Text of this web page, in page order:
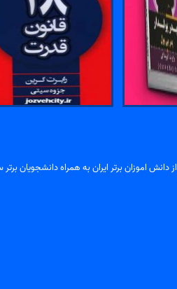
اموزان برتر ایران به همراه دانشجویان برتر